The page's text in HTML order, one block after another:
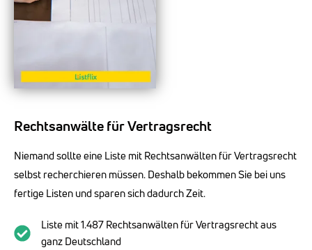
Rechtsanwälte für Vertragsrecht
Niemand sollte eine Liste mit Rechtsanwälten für Vertragsrecht
selbst recherchieren müssen. Deshalb bekommen Sie bei uns
fertige Listen und sparen sich dadurch Zeit.
Liste mit 1.487 Rechtsanwälten für Vertragsrecht aus
ganz Deutschland